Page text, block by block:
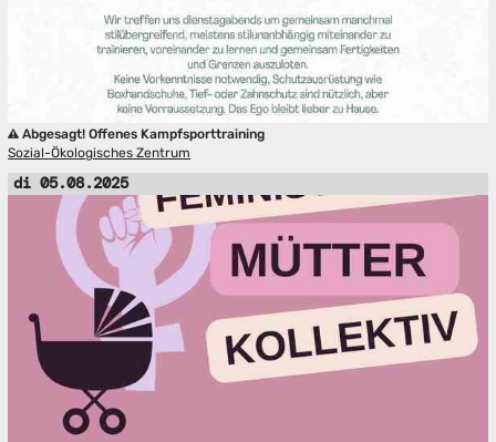
Abgesagt! Offenes Kampfsporttraining
Sozial-Ökologisches Zentrum
di 05.08.2025